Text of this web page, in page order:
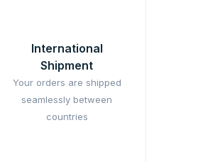
International
Shipment
Your orders are shipped
seamlessly between
countries